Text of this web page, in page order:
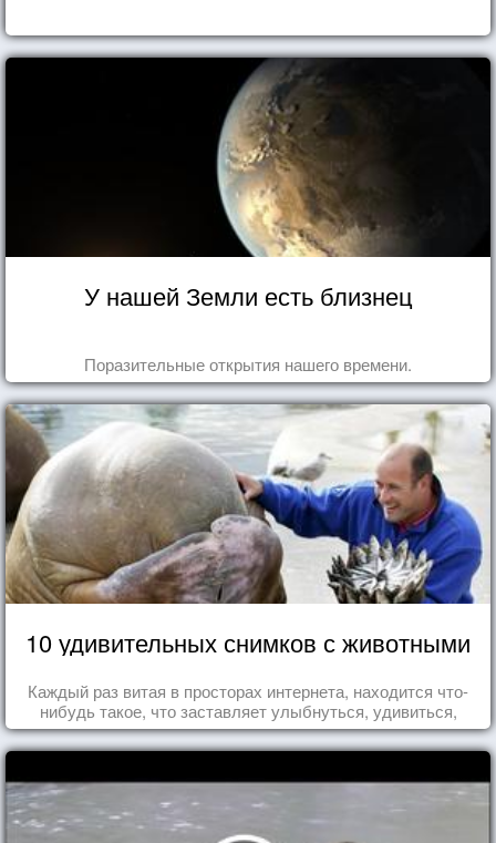
У нашей Земли есть близнец
Поразительные открытия нашего времени.
10 удивительных снимков с животными
Каждый раз витая в просторах интернета, находится что-
нибудь такое, что заставляет улыбнуться, удивиться,
восхититься...